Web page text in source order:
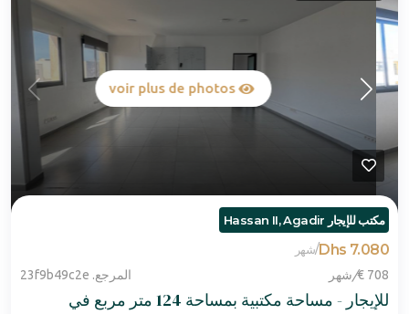
مكتب للإيجار Hassan II, Agadir
7.080 Dhs
/شهر
708 €
/شهر المرجع. 23f9b49c2e
للإيجار - مساحة مكتبية بمساحة 124 متر مربع في